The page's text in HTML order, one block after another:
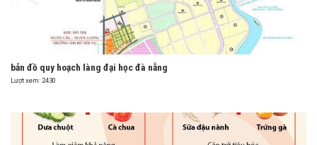
bản đồ quy hoạch làng đại học đà nẵng
Lượt xem: 2430